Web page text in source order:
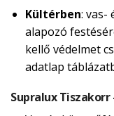
Kültérben: vas-
alapozó
kellő védelmet
adatlap
Supralux